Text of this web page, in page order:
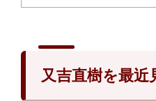
又吉直樹を最近